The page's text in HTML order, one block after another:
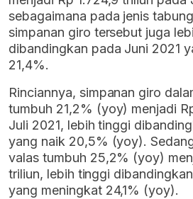
sebagaimana pada jenis
simpanan giro tersebut juga
dibandingkan pada Juni 2021
21,4%.
Rinciannya, simpanan giro
tumbuh 21,2% (yoy) menjadi
Juli 2021, lebih tinggi
yang naik 20,5% (yoy).
valas tumbuh 25,2% (yoy)
triliun, lebih tinggi
yang meningkat 24,1% (yoy).